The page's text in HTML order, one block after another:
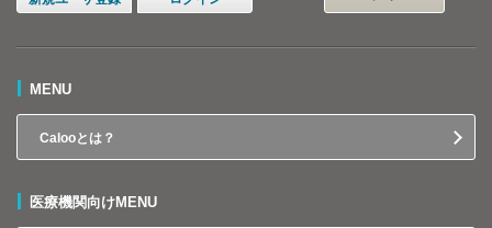
MENU
Calooとは？
医療機関向けMENU